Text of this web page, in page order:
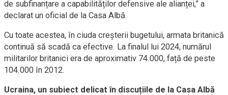
de subfinanțare a capabilităților defensive ale alianței,” a
declarat un oficial de la Casa Albă.
Cu toate acestea, în ciuda creșterii bugetului, armata britanică
continuă să scadă ca efective. La finalul lui 2024, numărul
militarilor britanici era de aproximativ 74.000, față de peste
104.000 în 2012.
Ucraina, un subiect delicat în discuțiile de la Casa Albă